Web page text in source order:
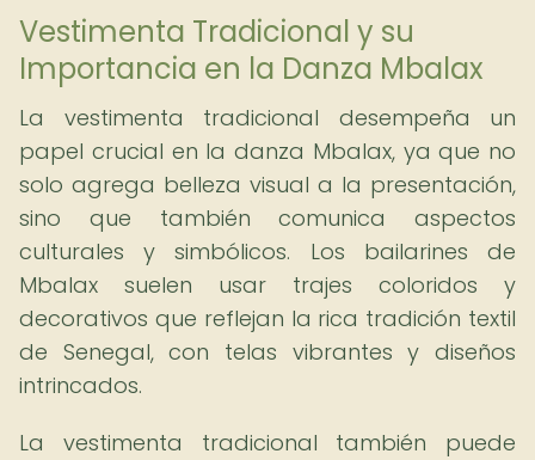
Vestimenta Tradicional y su
Importancia en la Danza Mbalax
La vestimenta tradicional desempeña un
papel crucial en la danza Mbalax, ya que no
solo agrega belleza visual a la presentación,
sino que también comunica aspectos
culturales y simbólicos. Los bailarines de
Mbalax suelen usar trajes coloridos y
decorativos que reflejan la rica tradición textil
de Senegal, con telas vibrantes y diseños
intrincados.
La vestimenta tradicional también puede